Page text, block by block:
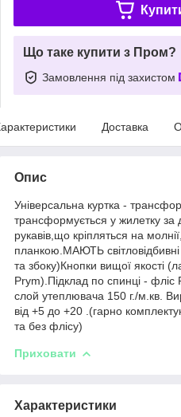
Що таке купити з Пром?
Замовлення під захистом
Доставка
Опис
Універсальна куртка -
трансформується у жилетку за
рукавів,що кріпляться на
планкою.МАЮТЬ
та збоку)Кнопки вищої якості
Prym).Підклад по спинці -
слой утеплювача 150 г./м.кв.
від +5 до +20 .(гарно
та без флісу)
Приховати
Характеристики